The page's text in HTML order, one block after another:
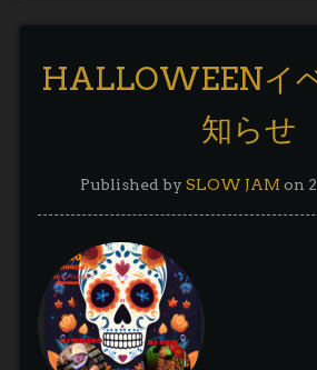
HALLOWEENイ
知らせ
Published by SLOW JAM on